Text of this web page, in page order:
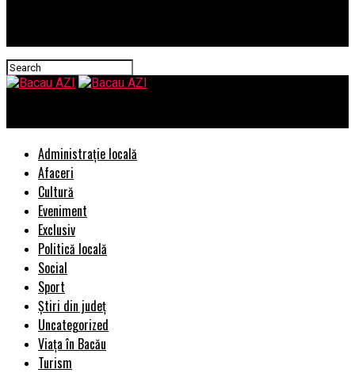
Administrație locală
Afaceri
Cultură
Eveniment
Exclusiv
Politică locală
Social
Sport
Știri din județ
Uncategorized
Viața în Bacău
Turism